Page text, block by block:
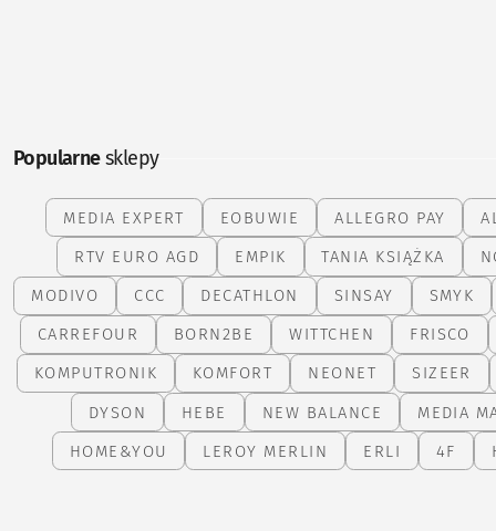
Popularnesklepy
MEDIA EXPERT EOBUWIE ALLEGRO PAY
RTV EURO AGD
EMPIK TANIA KSIĄŻKA
MODIVO
CCC DECATHLON SINSAY
SMYK
CARREFOUR
BORN2BE WITTCHEN
FRISCO
KOMPUTRONIK
KOMFORT NEONET
SIZEER
DYSON
HEBE NEW BALANCE
MEDIA
HOME&YOU
LEROY MERLIN ERLI 4F